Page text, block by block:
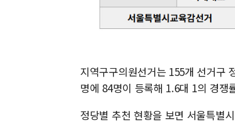
지역구구의원선거는 155개 선거구
명에 84명이 등록해 1.6대 1의 경쟁
정당별 추천 현황을 보면 서울특별